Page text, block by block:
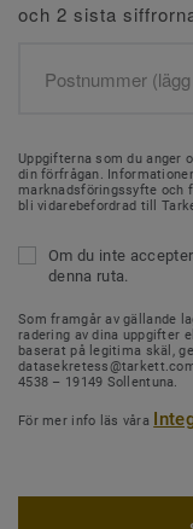
och 2 sista
Uppgifterna som du anger
din förfrågan.
marknadsföringssyfte och
bli vidarebefordrad till
Om du inte
denna ruta.
Som framgår av gällande
radering av dina uppgifter
baserat på legitima skäl,
4538 – 19149 Sollentuna.
För mer info läs våra